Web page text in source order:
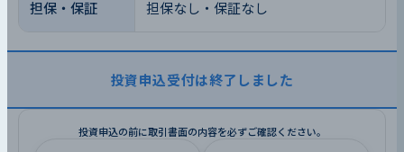
担保・保証 担保なし・保証なし
投資申込受付は終了しました
投資申込の前に取引書面の内容を必ずご確認ください。